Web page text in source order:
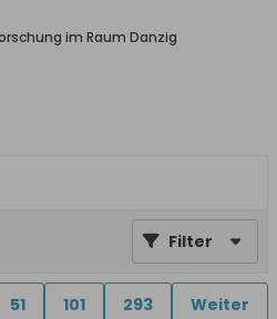
im Raum Danzig
Filter
51 101 293 Weiter